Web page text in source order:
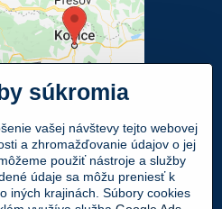
súkromia
vašej návštevy tejto webovej
a zhromažďovanie údajov o jej
použiť nástroje a služby
údaje sa môžu preniesť k
iných krajinách. Súbory cookies